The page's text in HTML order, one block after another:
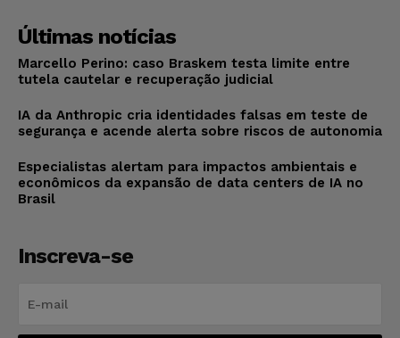
Últimas notícias
Marcello Perino: caso Braskem testa limite entre
tutela cautelar e recuperação judicial
IA da Anthropic cria identidades falsas em teste de
segurança e acende alerta sobre riscos de autonomia
Especialistas alertam para impactos ambientais e
econômicos da expansão de data centers de IA no
Brasil
Inscreva-se